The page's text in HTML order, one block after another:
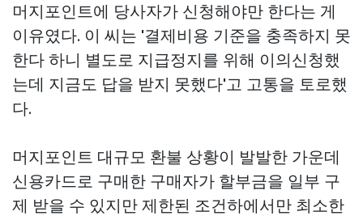
머지포인트에 당사자가 신청해야만 한다는 게
이유였다. 이 씨는 '결제비용 기준을 충족하지 못
한다 하니 별도로 지급정지를 위해 이의신청했
는데 지금도 답을 받지 못했다'고 고통을 토로했
다.
머지포인트 대규모 환불 상황이 발발한 가운데
신용카드로 구매한 구매자가 할부금을 일부 구
제 받을 수 있지만 제한된 조건하에서만 최소한